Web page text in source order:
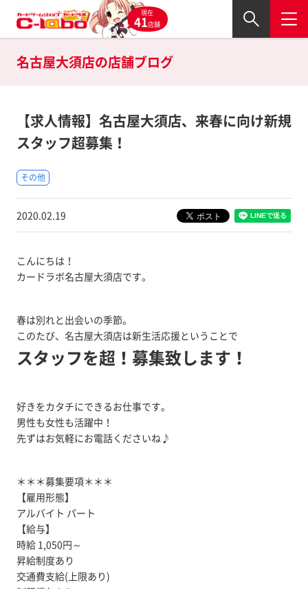
現在
41店舗
名古屋大須店の店舗ブログ
【求人情報】名古屋大須店、来春に向け新規
スタッフ超募集！
その他
2020.02.19
こんにちは！
カードラボ名古屋大須店です。
春は別れと出会いの季節。
このたび、名古屋大須店は新生活応援ということで
スタッフを超！募集致します！
好きをカタチにできるお仕事です。
男性も女性も活躍中！
先ずはお気軽にお電話くださいね♪
＊＊＊募集要項＊＊＊
【雇用形態】
アルバイト パート
【給与】
時給 1,050円～
昇給制度あり
交通費支給(上限あり)